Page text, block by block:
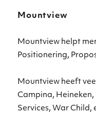
Mountview
Mountview helpt
Positionering,
Mountview heeft
Campina,
Services, War Child,